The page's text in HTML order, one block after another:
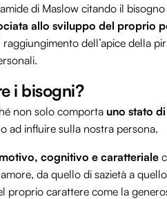
di Maslow citando il
allo sviluppo del proprio
dell’apice della
i bisogni?
non solo comporta uno stato
ad influire sulla nostra persona.
cognitivo e caratteriale
da quello di sazietà a
proprio carattere come la